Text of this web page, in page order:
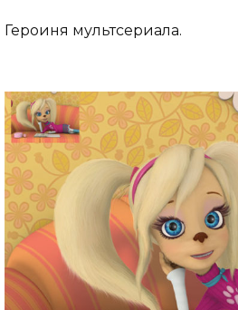
Героиня мультсериала.